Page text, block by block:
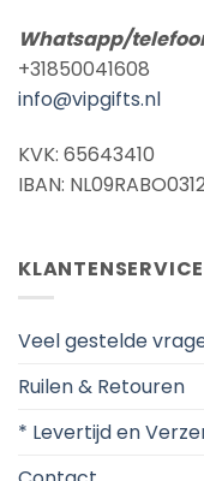
Whatsapp/
+31850041608
info@vipgifts.nl
KVK: 65643410
IBAN:
KLANTENSERVICE
Veel gestelde
Ruilen & Retouren
* Levertijd en